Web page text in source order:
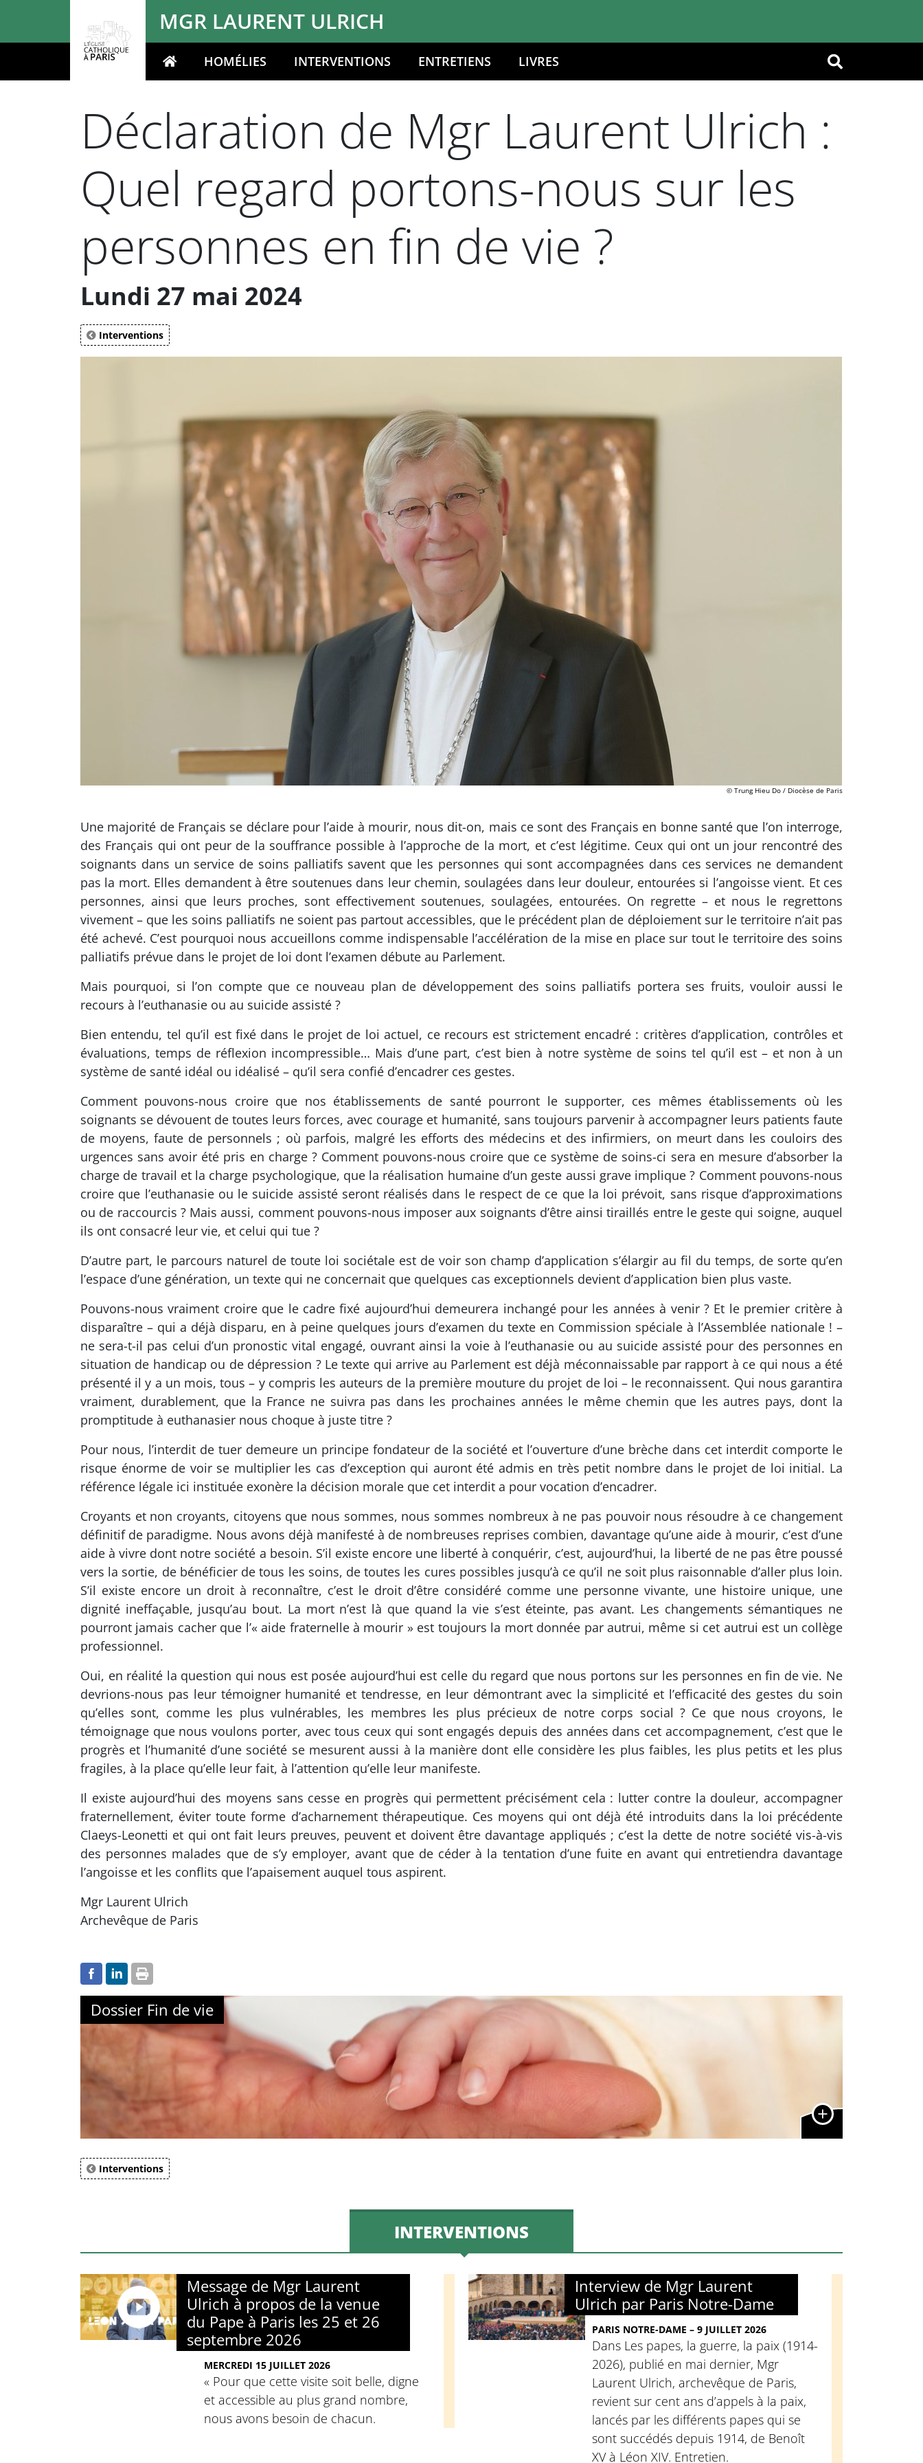
MGR LAURENT ULRICH
Votre recherche OK
HOMÉLIES INTERVENTIONS ENTRETIENS LIVRES
Déclaration de Mgr Laurent Ulrich :
Quel regard portons-nous sur les
personnes en fin de vie ?
Lundi 27 mai 2024
Interventions
© Trung Hieu Do / Diocèse de Paris
Une majorité de Français se déclare pour l’aide à mourir, nous dit-on, mais ce sont des Français en bonne santé que l’on interroge,
des Français qui ont peur de la souffrance possible à l’approche de la mort, et c’est légitime. Ceux qui ont un jour rencontré des
soignants dans un service de soins palliatifs savent que les personnes qui sont accompagnées dans ces services ne demandent
pas la mort. Elles demandent à être soutenues dans leur chemin, soulagées dans leur douleur, entourées si l’angoisse vient. Et ces
personnes, ainsi que leurs proches, sont effectivement soutenues, soulagées, entourées. On regrette – et nous le regrettons
vivement – que les soins palliatifs ne soient pas partout accessibles, que le précédent plan de déploiement sur le territoire n’ait pas
été achevé. C’est pourquoi nous accueillons comme indispensable l’accélération de la mise en place sur tout le territoire des soins
palliatifs prévue dans le projet de loi dont l’examen débute au Parlement.
Mais pourquoi, si l’on compte que ce nouveau plan de développement des soins palliatifs portera ses fruits, vouloir aussi le
recours à l’euthanasie ou au suicide assisté ?
Bien entendu, tel qu’il est fixé dans le projet de loi actuel, ce recours est strictement encadré : critères d’application, contrôles et
évaluations, temps de réflexion incompressible… Mais d’une part, c’est bien à notre système de soins tel qu’il est – et non à un
système de santé idéal ou idéalisé – qu’il sera confié d’encadrer ces gestes.
Comment pouvons-nous croire que nos établissements de santé pourront le supporter, ces mêmes établissements où les
soignants se dévouent de toutes leurs forces, avec courage et humanité, sans toujours parvenir à accompagner leurs patients faute
de moyens, faute de personnels ; où parfois, malgré les efforts des médecins et des infirmiers, on meurt dans les couloirs des
urgences sans avoir été pris en charge ? Comment pouvons-nous croire que ce système de soins-ci sera en mesure d’absorber la
charge de travail et la charge psychologique, que la réalisation humaine d’un geste aussi grave implique ? Comment pouvons-nous
croire que l’euthanasie ou le suicide assisté seront réalisés dans le respect de ce que la loi prévoit, sans risque d’approximations
ou de raccourcis ? Mais aussi, comment pouvons-nous imposer aux soignants d’être ainsi tiraillés entre le geste qui soigne, auquel
ils ont consacré leur vie, et celui qui tue ?
D’autre part, le parcours naturel de toute loi sociétale est de voir son champ d’application s’élargir au fil du temps, de sorte qu’en
l’espace d’une génération, un texte qui ne concernait que quelques cas exceptionnels devient d’application bien plus vaste.
Pouvons-nous vraiment croire que le cadre fixé aujourd’hui demeurera inchangé pour les années à venir ? Et le premier critère à
disparaître – qui a déjà disparu, en à peine quelques jours d’examen du texte en Commission spéciale à l’Assemblée nationale ! –
ne sera-t-il pas celui d’un pronostic vital engagé, ouvrant ainsi la voie à l’euthanasie ou au suicide assisté pour des personnes en
situation de handicap ou de dépression ? Le texte qui arrive au Parlement est déjà méconnaissable par rapport à ce qui nous a été
présenté il y a un mois, tous – y compris les auteurs de la première mouture du projet de loi – le reconnaissent. Qui nous garantira
vraiment, durablement, que la France ne suivra pas dans les prochaines années le même chemin que les autres pays, dont la
promptitude à euthanasier nous choque à juste titre ?
Pour nous, l’interdit de tuer demeure un principe fondateur de la société et l’ouverture d’une brèche dans cet interdit comporte le
risque énorme de voir se multiplier les cas d’exception qui auront été admis en très petit nombre dans le projet de loi initial. La
référence légale ici instituée exonère la décision morale que cet interdit a pour vocation d’encadrer.
Croyants et non croyants, citoyens que nous sommes, nous sommes nombreux à ne pas pouvoir nous résoudre à ce changement
définitif de paradigme. Nous avons déjà manifesté à de nombreuses reprises combien, davantage qu’une aide à mourir, c’est d’une
aide à vivre dont notre société a besoin. S’il existe encore une liberté à conquérir, c’est, aujourd’hui, la liberté de ne pas être poussé
vers la sortie, de bénéficier de tous les soins, de toutes les cures possibles jusqu’à ce qu’il ne soit plus raisonnable d’aller plus loin.
S’il existe encore un droit à reconnaître, c’est le droit d’être considéré comme une personne vivante, une histoire unique, une
dignité ineffaçable, jusqu’au bout. La mort n’est là que quand la vie s’est éteinte, pas avant. Les changements sémantiques ne
pourront jamais cacher que l’« aide fraternelle à mourir » est toujours la mort donnée par autrui, même si cet autrui est un collège
professionnel.
Oui, en réalité la question qui nous est posée aujourd’hui est celle du regard que nous portons sur les personnes en fin de vie. Ne
devrions-nous pas leur témoigner humanité et tendresse, en leur démontrant avec la simplicité et l’efficacité des gestes du soin
qu’elles sont, comme les plus vulnérables, les membres les plus précieux de notre corps social ? Ce que nous croyons, le
témoignage que nous voulons porter, avec tous ceux qui sont engagés depuis des années dans cet accompagnement, c’est que le
progrès et l’humanité d’une société se mesurent aussi à la manière dont elle considère les plus faibles, les plus petits et les plus
fragiles, à la place qu’elle leur fait, à l’attention qu’elle leur manifeste.
Il existe aujourd’hui des moyens sans cesse en progrès qui permettent précisément cela : lutter contre la douleur, accompagner
fraternellement, éviter toute forme d’acharnement thérapeutique. Ces moyens qui ont déjà été introduits dans la loi précédente
Claeys-Leonetti et qui ont fait leurs preuves, peuvent et doivent être davantage appliqués ; c’est la dette de notre société vis-à-vis
des personnes malades que de s’y employer, avant que de céder à la tentation d’une fuite en avant qui entretiendra davantage
l’angoisse et les conflits que l’apaisement auquel tous aspirent.
Mgr Laurent Ulrich
Archevêque de Paris
Dossier Fin de vie
Interventions
INTERVENTIONS
Message de Mgr Laurent
Ulrich à propos de la venue
du Pape à Paris les 25 et 26
septembre 2026
MERCREDI 15 JUILLET 2026
« Pour que cette visite soit belle, digne
et accessible au plus grand nombre,
nous avons besoin de chacun.
Interview de Mgr Laurent
Ulrich par Paris Notre-Dame
PARIS NOTRE-DAME – 9 JUILLET 2026
Dans Les papes, la guerre, la paix (1914-
2026), publié en mai dernier, Mgr
Laurent Ulrich, archevêque de Paris,
revient sur cent ans d’appels à la paix,
lancés par les différents papes qui se
sont succédés depuis 1914, de Benoît
XV à Léon XIV. Entretien.